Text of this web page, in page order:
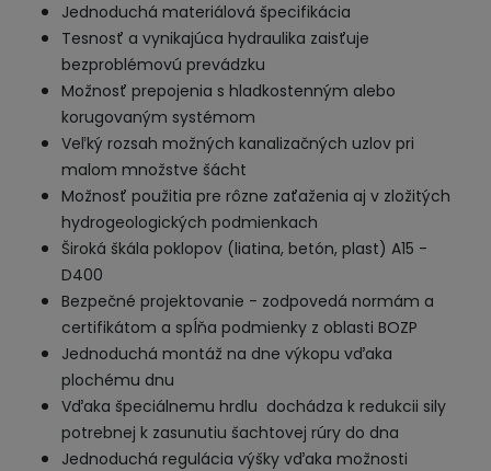
Jednoduchá materiálová špecifikácia
Tesnosť a vynikajúca hydraulika zaisťuje
bezproblémovú prevádzku
Možnosť prepojenia s hladkostenným alebo
korugovaným systémom
Veľký rozsah možných kanalizačných uzlov pri
malom množstve šácht
Možnosť použitia pre rôzne zaťaženia aj v zložitých
hydrogeologických podmienkach
Široká škála poklopov (liatina, betón, plast) A15 -
D400
Bezpečné projektovanie - zodpovedá normám a
certifikátom a spĺňa podmienky z oblasti BOZP
Jednoduchá montáž na dne výkopu vďaka
plochému dnu
Vďaka špeciálnemu hrdlu dochádza k redukcii sily
potrebnej k zasunutiu šachtovej rúry do dna
Jednoduchá regulácia výšky vďaka možnosti